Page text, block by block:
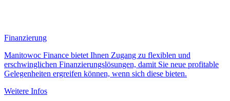
Finanzierung
Manitowoc Finance bietet Ihnen Zugang zu flexiblen und
erschwinglichen Finanzierungslösungen, damit Sie neue profitable
Gelegenheiten ergreifen können, wenn sich diese bieten.
Weitere Infos